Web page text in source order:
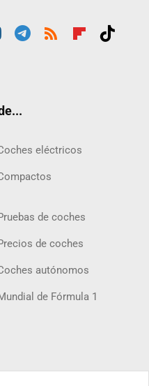
eléctricos
de coches
de coches
autónomos
de Fórmula 1